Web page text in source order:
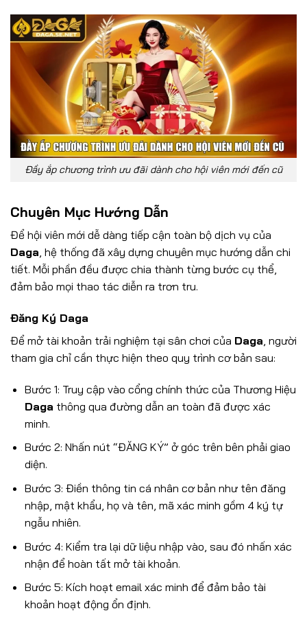
Đầy ắp chương trình ưu đãi dành cho hội viên mới đến cũ
Chuyên Mục Hướng Dẫn
Để hội viên mới dễ dàng tiếp cận toàn bộ dịch vụ của
Daga, hệ thống đã xây dựng chuyên mục hướng dẫn chi
tiết. Mỗi phần đều được chia thành từng bước cụ thể,
đảm bảo mọi thao tác diễn ra trơn tru.
Đăng Ký Daga
Để mở tài khoản trải nghiệm tại sân chơi của Daga, người
tham gia chỉ cần thực hiện theo quy trình cơ bản sau:
Bước 1: Truy cập vào cổng chính thức của Thương Hiệu
Daga thông qua đường dẫn an toàn đã được xác
minh.
Bước 2: Nhấn nút “ĐĂNG KÝ” ở góc trên bên phải giao
diện.
Bước 3: Điền thông tin cá nhân cơ bản như tên đăng
nhập, mật khẩu, họ và tên, mã xác minh gồm 4 ký tự
ngẫu nhiên.
Bước 4: Kiểm tra lại dữ liệu nhập vào, sau đó nhấn xác
nhận để hoàn tất mở tài khoản.
Bước 5: Kích hoạt email xác minh để đảm bảo tài
khoản hoạt động ổn định.